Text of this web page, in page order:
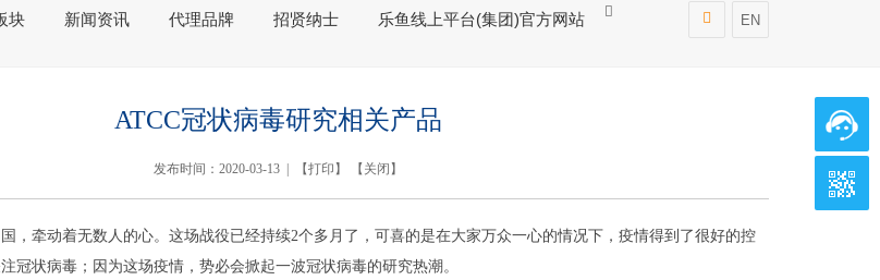
块 新闻资讯 代理品牌 招贤纳士 乐鱼线上平台(集团)官方网站 EN
ATCC冠状病毒研究相关产品
发布时间：2020-03-13 | 【打印 】 【 关闭 】
，牵动着无数人的心。这场战役已经持续2个多月了，可喜的是在大家万众一心的情况下，疫情得到了很好的控
冠状病毒；因为这场疫情，势必会掀起一波冠状病毒的研究热潮。